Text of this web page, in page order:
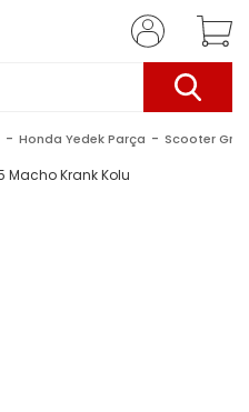
Honda Yedek Parça Scooter